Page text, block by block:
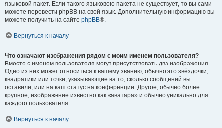
языковой пакет. Если такого языкового пакета не существует, то вы сами
можете перевести phpBB на свой язык. Дополнительную информацию вы
можете получить на сайте phpBB®.
Вернуться к началу
Что означают изображения рядом с моим именем пользователя?
Вместе с именем пользователя могут присутствовать два изображения.
Одно из них может относиться к вашему званию, обычно это звёздочки,
квадратики или точки, указывающие на то, сколько сообщений вы
оставили, или на ваш статус на конференции. Другое, обычно более
крупное, изображение известно как «аватара» и обычно уникально для
каждого пользователя.
Вернуться к началу